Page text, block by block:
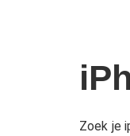
Zoek je